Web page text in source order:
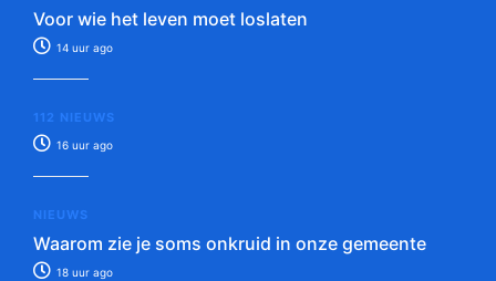
Voor wie het leven moet loslaten
14 uur ago
112 NIEUWS
16 uur ago
NIEUWS
Waarom zie je soms onkruid in onze gemeente
18 uur ago